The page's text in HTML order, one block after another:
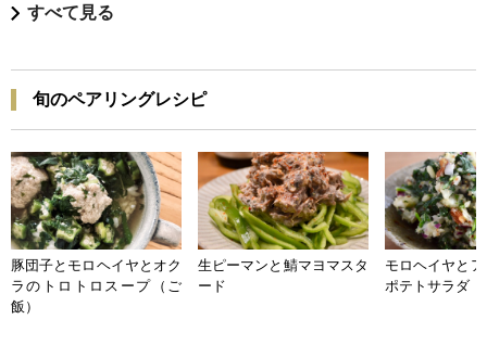
すべて見る
旬のペアリングレシピ
豚団子とモロヘイヤとオク
ラのトロトロスープ（ご
飯）
生ピーマンと鯖マヨマスタ
ード
モロヘイヤと
ポテトサラダ